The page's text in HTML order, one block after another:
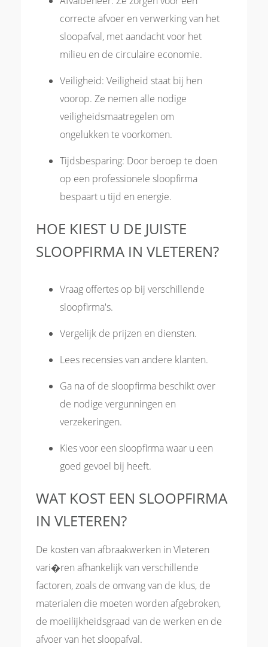
correcte afvoer en verwerking van het
sloopafval, met aandacht voor het
milieu en de circulaire economie.
Veiligheid: Veiligheid staat bij hen
voorop. Ze nemen alle nodige
veiligheidsmaatregelen om
ongelukken te voorkomen.
Tijdsbesparing: Door beroep te doen
op een professionele sloopfirma
bespaart u tijd en energie.
HOE KIEST U DE JUISTE
SLOOPFIRMA IN VLETEREN?
Vraag offertes op bij verschillende
sloopfirma's.
Vergelijk de prijzen en diensten.
Lees recensies van andere klanten.
Ga na of de sloopfirma beschikt over
de nodige vergunningen en
verzekeringen.
Kies voor een sloopfirma waar u een
goed gevoel bij heeft.
WAT KOST EEN SLOOPFIRMA
IN VLETEREN?
De kosten van afbraakwerken in Vleteren
vari�ren afhankelijk van verschillende
factoren, zoals de omvang van de klus, de
materialen die moeten worden afgebroken,
de moeilijkheidsgraad van de werken en de
afvoer van het sloopafval.